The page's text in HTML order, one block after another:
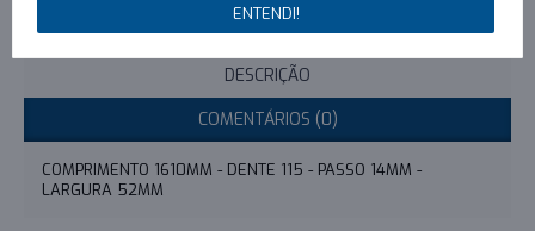
Escreva um comentário
DESCRIÇÃO
COMENTÁRIOS (0)
COMPRIMENTO 1610MM - DENTE 115 - PASSO 14MM -
LARGURA 52MM
ENTENDI!